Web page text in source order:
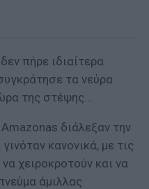
πήρε ιδιαίτερα
τα νεύρα
της στέψης...
διάλεξαν την
κανονικά, με τις
χειροκροτούν και να
άμιλλας